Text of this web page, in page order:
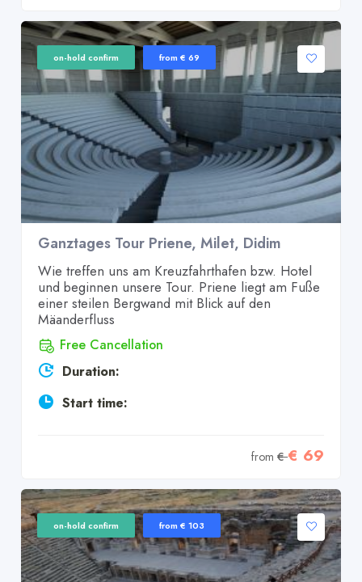
on-hold confirm from € 69
Ganztages Tour Priene, Milet, Didim
Wie treffen uns am Kreuzfahrthafen bzw. Hotel
und beginnen unsere Tour. Priene liegt am Fuße
einer steilen Bergwand mit Blick auf den
Mäanderfluss
Free Cancellation
Duration:
Start time:
from€€ 69
on-hold confirm from € 103